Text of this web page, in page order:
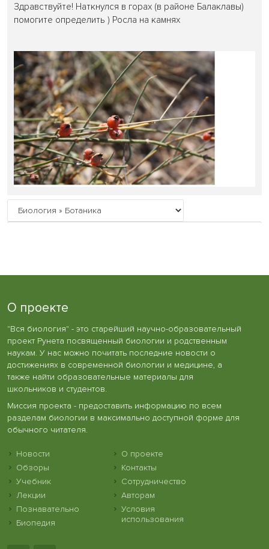
Здравствуйте! Наткнулся в горах (в районе Балаклавы)
помогите определить ) Росла на камнях
О проекте
"Вся биология" - это старейший научно-образовательный
проект Рунета посвященный биологии и родственным
наукам. У нас можно почитать последние новости о
достижениях в современной биологии и медицине, а
также найти образовательные материалы для
школьников и студентов.
Миссия проекта - предоставить информацию по всем
разделам биологии в максимально доступной форме для
обычного читателя.
Новости
Обзоры
Учебник
Лекции
Познавательно
Биопедия
О проекте
Контакты
Сотрудничество
Авторам
Условия
использования